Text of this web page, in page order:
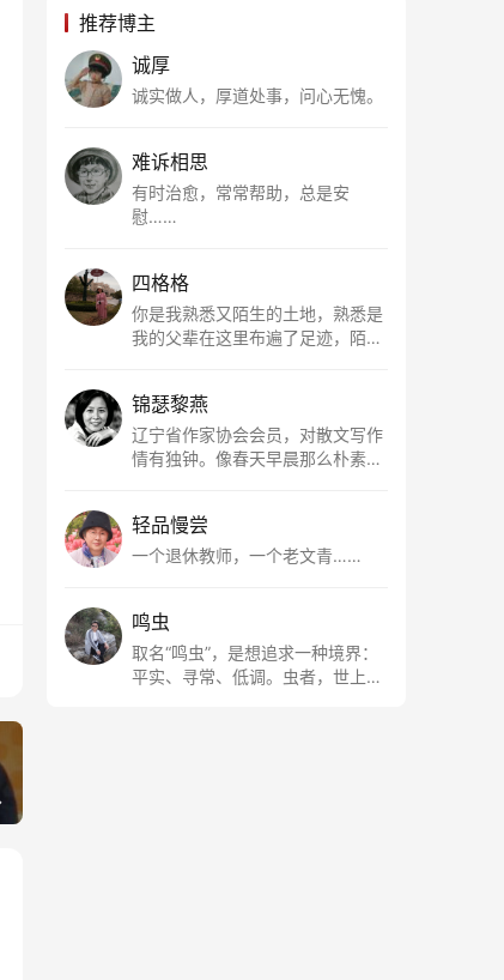
推荐博主
诚厚
诚实做人，厚道处事，问心无愧。
难诉相思
有时治愈，常常帮助，总是安
慰……
四格格
你是我熟悉又陌生的土地，熟悉是
我的父辈在这里布遍了足迹，陌生
根所在，我用文字慢慢认识你、慢
慢熟悉你。
锦瑟黎燕
辽宁省作家协会会员，对散文写作
情有独钟。像春天早晨那么朴素，
轻品慢尝
一个退休教师，一个老文青……
鸣虫
取名“鸣虫”，是想追求一种境界：
平实、寻常、低调。虫者，世上最